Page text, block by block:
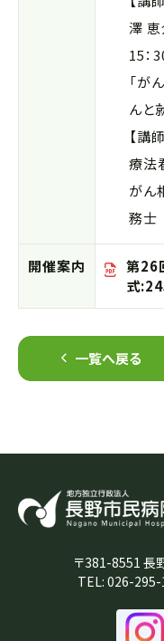
澤 恵
15：
「が
んと
【講
療法
がん
務士
開催案内
第26
式
一覧へ戻る
〒381-8551 長
TEL: 026-295-